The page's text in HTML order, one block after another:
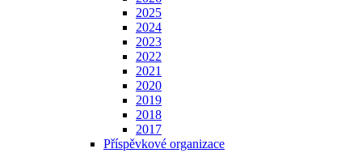
2025
2024
2023
2022
2021
2020
2019
2018
2017
Příspěvkové organizace